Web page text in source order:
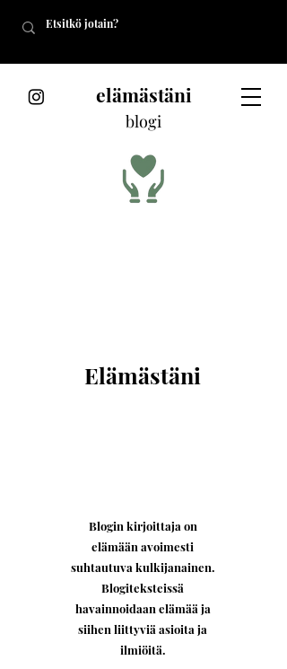
elämästäni
blogi
Elämästäni
Blogin kirjoittaja on
elämään avoimesti
suhtautuva kulkijanainen.
Blogiteksteissä
havainnoidaan elämää ja
siihen liittyviä asioita ja
ilmiöitä.